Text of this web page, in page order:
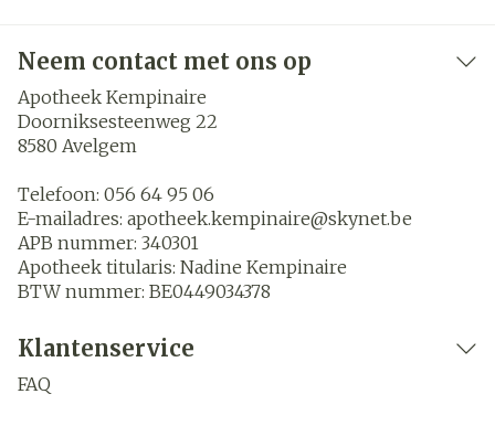
Neem contact met ons op
Apotheek Kempinaire
Doorniksesteenweg 22
8580 Avelgem
Telefoon: 056 64 95 06
E-mailadres: apotheek.kempinaire@skynet.be
APB nummer: 340301
Apotheek titularis: Nadine Kempinaire
BTW nummer: BE0449034378
Klantenservice
FAQ